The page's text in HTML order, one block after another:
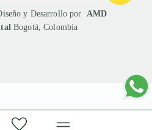
y Desarrollo por AMD
Bogotá, Colombia